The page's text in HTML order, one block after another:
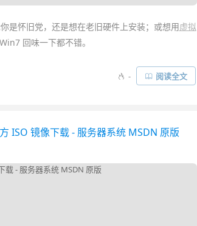
是怀旧党，还是想在老旧硬件上安装；或想用虚拟
回味一下都不错。
~ 对于想回味经典的同学，最近国外
语言的「真·Windows 7 终极版镜像」！甚至还集
- 阅读全文
ISO 镜像下载 - 服务器系统 MSDN 原版